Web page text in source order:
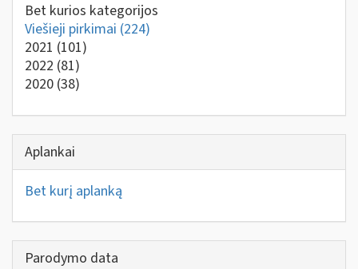
Bet kurios kategorijos
Viešieji pirkimai (224)
2021 (101)
2022 (81)
2020 (38)
Aplankai
Bet kurį aplanką
Parodymo data